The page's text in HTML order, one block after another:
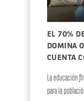
EL 70%
DOMINA
CUENTA
La educación
para la